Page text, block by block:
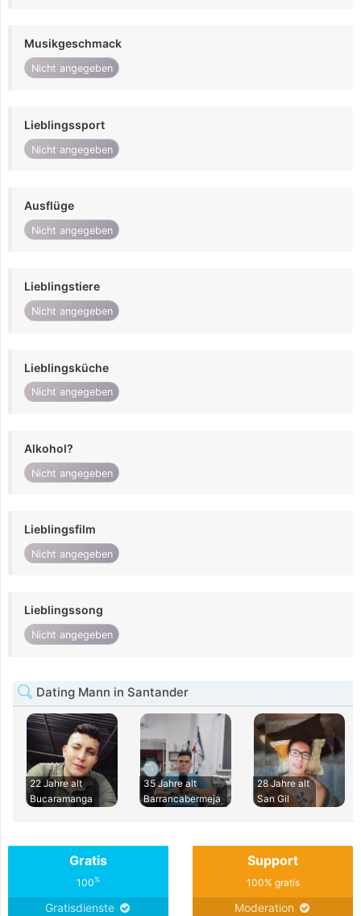
Musikgeschmack
Nicht angegeben
Lieblingssport
Nicht angegeben
Ausflüge
Nicht angegeben
Lieblingstiere
Nicht angegeben
Lieblingsküche
Nicht angegeben
Alkohol?
Nicht angegeben
Lieblingsfilm
Nicht angegeben
Lieblingssong
Nicht angegeben
Dating Mann in Santander
22 Jahre alt
Bucaramanga
35 Jahre alt
Barrancabermeja
28 Jahre alt
San Gil
Gratis
100%
Gratisdienste
Support
100% gratis
Moderation